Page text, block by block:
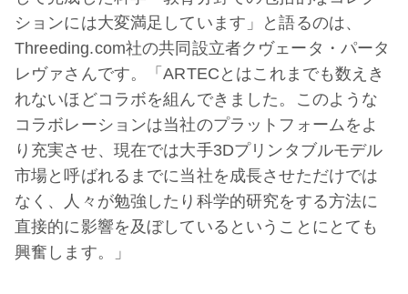
ションには大変満足しています」と語るのは、
Threeding.com社の共同設立者クヴェータ・パータ
レヴァさんです。「ARTECとはこれまでも数えき
れないほどコラボを組んできました。このような
コラボレーションは当社のプラットフォームをよ
り充実させ、現在では大手3Dプリンタブルモデル
市場と呼ばれるまでに当社を成長させただけでは
なく、人々が勉強したり科学的研究をする方法に
直接的に影響を及ぼしているということにとても
興奮します。」